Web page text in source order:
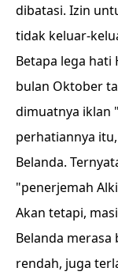
dibatasi. Izin
tidak keluar-
Betapa lega hati
bulan Oktober
dimuatnya iklan
perhatiannya
Belanda.
"penerjemah
Akan tetapi,
Belanda
rendah, juga